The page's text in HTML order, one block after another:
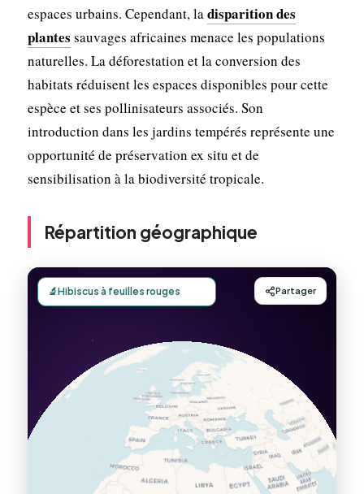
espaces urbains. Cependant, ladisparition des
plantes sauvages africaines menace les populations
naturelles. La déforestation et la conversion des
habitats réduisent les espaces disponibles pour cette
espèce et ses pollinisateurs associés. Son
introduction dans les jardins tempérés représente une
opportunité de préservation ex situ et de
sensibilisation à la biodiversité tropicale.
Répartition géographique